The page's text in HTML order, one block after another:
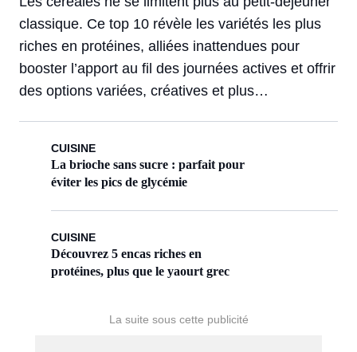
classique. Ce top 10 révèle les variétés les plus
riches en protéines, alliées inattendues pour
booster l’apport au fil des journées actives et offrir
des options variées, créatives et plus
CUISINE
La brioche sans sucre : parfait pour
éviter les pics de glycémie
CUISINE
Découvrez 5 encas riches en
protéines, plus que le yaourt grec